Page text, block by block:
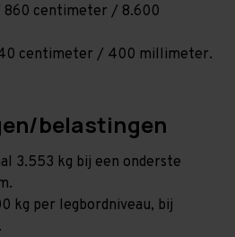
860 centimeter / 8.600
centimeter / 400 millimeter.
belastingen
3.553 kg bij een onderste
kg per legbordniveau, bij